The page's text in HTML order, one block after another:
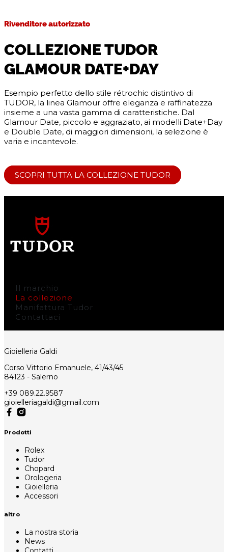
Rivenditore autorizzato
COLLEZIONE TUDOR
GLAMOUR DATE+DAY
Esempio perfetto dello stile rétrochic distintivo di
TUDOR, la linea Glamour offre eleganza e raffinatezza
insieme a una vasta gamma di caratteristiche. Dal
Glamour Date, piccolo e aggraziato, ai modelli Date+Day
e Double Date, di maggiori dimensioni, la selezione è
varia e incantevole.
SCOPRI TUTTA LA COLLEZIONE TUDOR
Il marchio
La collezione
Manifattura Tudor
Contattaci
Gioielleria Galdi
Corso Vittorio Emanuele, 41/43/45
84123 - Salerno
+39 089.22.9587
gioielleriagaldi@gmail.com
Prodotti
Rolex
Tudor
Chopard
Orologeria
Gioielleria
Accessori
altro
La nostra storia
News